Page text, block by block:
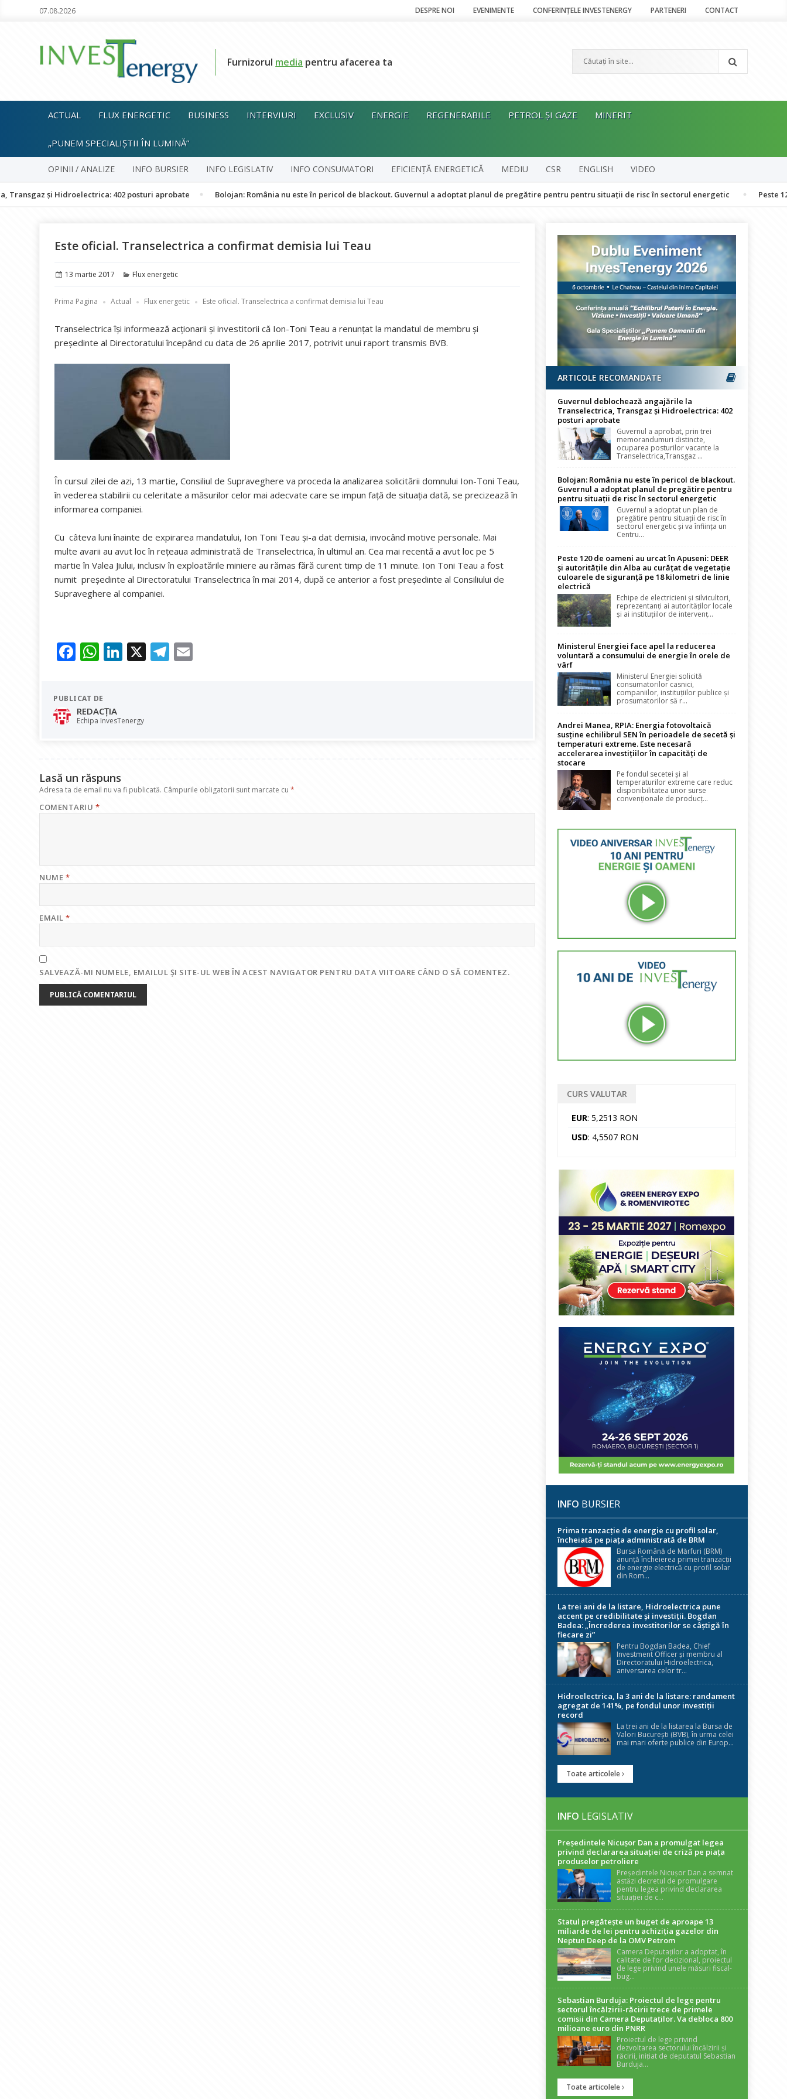
07.08.2026 DESPRE NOI EVENIMENTE CONFERINȚELE INVESTENERGY PARTENERI CONTACT
Furnizorul media pentru afacerea ta
ACTUAL FLUX ENERGETIC BUSINESS INTERVIURI EXCLUSIV ENERGIE REGENERABILE PETROL ȘI GAZE MINERIT
„PUNEM SPECIALIȘTII ÎN LUMINĂ”
OPINII / ANALIZE INFO BURSIER INFO LEGISLATIV INFO CONSUMATORI EFICIENȚĂ ENERGETICĂ MEDIU CSR ENGLISH VIDEO
și Hidroelectrica: 402 posturi aprobate Bolojan: România nu este în pericol de blackout. Guvernul a adoptat planul de pregătire pentru pentru situații de risc în sectorul energetic Peste 120 de
Este oficial. Transelectrica a confirmat demisia lui Teau
Publicat
13 martie 2017 Categorii
Flux energetic
Prima Pagina Actual Flux energetic Este oficial. Transelectrica a confirmat demisia lui Teau
Transelectrica își informează acționarii și investitorii că Ion-Toni Teau a renunțat la mandatul de membru și
președinte al Directoratului începând cu data de 26 aprilie 2017, potrivit unui raport transmis BVB.
În cursul zilei de azi, 13 martie, Consiliul de Supraveghere va proceda la analizarea solicitării domnului Ion-Toni Teau,
în vederea stabilirii cu celeritate a măsurilor celor mai adecvate care se impun față de situația dată, se precizează în
informarea companiei.
Cu câteva luni înainte de expirarea mandatului, Ion Toni Teau şi-a dat demisia, invocând motive personale. Mai
multe avarii au avut loc în reţeaua administrată de Transelectrica, în ultimul an. Cea mai recentă a avut loc pe 5
martie în Valea Jiului, inclusiv în exploatările miniere au rămas fără curent timp de 11 minute. Ion Toni Teau a fost
numit preşedinte al Directoratului Transelectrica în mai 2014, după ce anterior a fost preşedinte al Consiliului de
Supraveghere al companiei.
F
e
b
o
W
at
s
A
Li
dI
X T
PUBLICAT DE
REDACȚIA
Echipa InvesTenergy
Lasă un răspuns
Adresa ta de email nu va fi publicată. Câmpurile obligatorii sunt marcate cu*
COMENTARIU *
NUME *
EMAIL*
SALVEAZĂ-MI NUMELE, EMAILUL ȘI SITE-UL WEB ÎN ACEST NAVIGATOR PENTRU DATA VIITOARE CÂND O SĂ COMENTEZ.
ARTICOLE RECOMANDATE
Guvernul deblochează angajările la
Transelectrica, Transgaz și Hidroelectrica: 402
posturi aprobate
Guvernul a aprobat, prin trei
memorandumuri distincte,
ocuparea posturilor vacante la
Transelectrica,Transgaz ...
Bolojan: România nu este în pericol de blackout.
Guvernul a adoptat planul de pregătire pentru
pentru situații de risc în sectorul energetic
Guvernul a adoptat un plan de
pregătire pentru situații de risc în
sectorul energetic și va înființa un
Centru...
Peste 120 de oameni au urcat în Apuseni: DEER
și autoritățile din Alba au curățat de vegetație
culoarele de siguranță pe 18 kilometri de linie
electrică
Echipe de electricieni și silvicultori,
reprezentanți ai autorităților locale
și ai instituțiilor de intervenț...
Ministerul Energiei face apel la reducerea
voluntară a consumului de energie în orele de
vârf
Ministerul Energiei solicită
consumatorilor casnici,
companiilor, instituțiilor publice și
prosumatorilor să r...
Andrei Manea, RPIA: Energia fotovoltaică
susține echilibrul SEN în perioadele de secetă și
temperaturi extreme. Este necesară
accelerarea investițiilor în capacități de
stocare
Pe fondul secetei și al
temperaturilor extreme care reduc
disponibilitatea unor surse
convenționale de producț...
CURS VALUTAR
EUR: 5,2513 RON
USD: 4,5507 RON
INFO BURSIER
Prima tranzacție de energie cu profil solar,
încheiată pe piața administrată de BRM
Bursa Română de Mărfuri (BRM)
anunță încheierea primei tranzacții
de energie electrică cu profil solar
din Rom...
La trei ani de la listare, Hidroelectrica pune
accent pe credibilitate și investiții. Bogdan
Badea: „Încrederea investitorilor se câștigă în
fiecare zi”
Pentru Bogdan Badea, Chief
Investment Officer și membru al
Directoratului Hidroelectrica,
aniversarea celor tr...
Hidroelectrica, la 3 ani de la listare: randament
agregat de 141%, pe fondul unor investiții
record
La trei ani de la listarea la Bursa de
Valori București (BVB), în urma celei
mai mari oferte publice din Europ...
Toate articolele
INFO LEGISLATIV
Președintele Nicuşor Dan a promulgat legea
privind declararea situaţiei de criză pe piaţa
produselor petroliere
Președintele Nicușor Dan a semnat
astăzi decretul de promulgare
pentru legea privind declararea
situației de c...
Statul pregătește un buget de aproape 13
miliarde de lei pentru achiziția gazelor din
Neptun Deep de la OMV Petrom
Camera Deputaților a adoptat, în
calitate de for decizional, proiectul
de lege privind unele măsuri fiscal-
bug...
Sebastian Burduja: Proiectul de lege pentru
sectorul încălzirii-răcirii trece de primele
comisii din Camera Deputaților. Va debloca 800
milioane euro din PNRR
Proiectul de lege privind
dezvoltarea sectorului încălzirii și
răcirii, inițiat de deputatul Sebastian
Burduja...
Toate articolele